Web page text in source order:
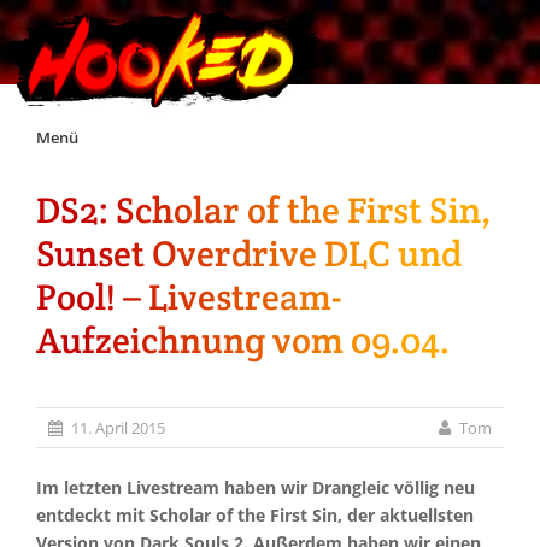
Skip
Menü
Unterstützt Hooked!
Exklusiv für Supporter*innen
Impressum
Jobs
Discord
DS2: Scholar of the First Sin,
Sunset Overdrive DLC und
Pool! – Livestream-
Aufzeichnung vom 09.04.
11. April 2015 Tom
Im letzten Livestream haben wir Drangleic völlig neu
entdeckt mit Scholar of the First Sin, der aktuellsten